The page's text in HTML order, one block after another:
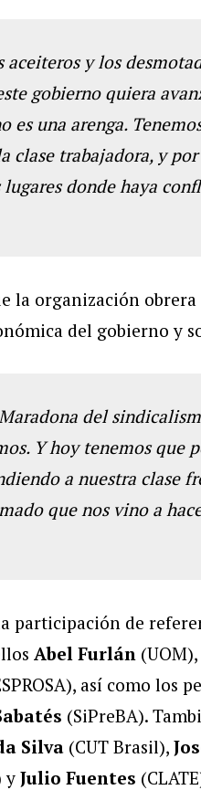
aceiteros y los
gobierno quiera
es una arenga.
clase trabajadora, y
donde haya
la organización
del gobierno y
del
Y hoy tenemos que
a nuestra clase
que nos vino a
participación de
Abel Furlán (UOM),
así como los
(SiPreBA).
Silva (CUT Brasil),
y Julio Fuentes